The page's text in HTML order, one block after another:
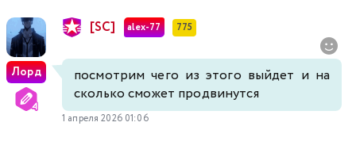
Лорд
[SC] alex-77 775
посмотрим чего из этого выйдет и на
сколько сможет продвинутся
1 апреля 2026 01:06